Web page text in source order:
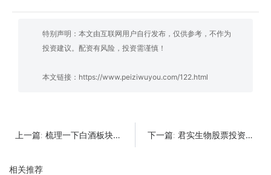
特别声明：本文由互联网用户自行发布，仅供参考，不作为
投资建议。配资有风险，投资需谨慎！
本文链接： https://www.peiziwuyou.com/122.html
上一篇: 梳理一下白酒板块投资逻辑 下一篇: 君实生物股票投资逻辑分析
相关推荐